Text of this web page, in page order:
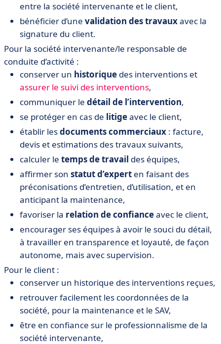
entre la société intervenante et le client,
bénéficier d’une validation des travauxavec la
signature du client.
Pour la société intervenante/le responsable de
conduite d’activité :
conserver un historique des interventions et
assurer le suivi des interventions,
communiquer le détail de l’intervention,
se protéger en cas de litigeavec le client,
établir lesdocuments commerciaux : facture,
devis et estimations des travaux suivants,
calculer le temps de travail des équipes,
affirmer son statut d’expert en faisant des
préconisations d’entretien, d’utilisation, et en
anticipant la maintenance,
favoriser la relation de confianceavec le client,
encourager ses équipes à avoir le souci du détail,
à travailler en transparence et loyauté, de façon
autonome, mais avec supervision.
Pour le client :
conserver un historique des interventions reçues,
retrouver facilement les coordonnées de la
société, pour la maintenance et le SAV,
être en confiance sur le professionnalisme de la
société intervenante,